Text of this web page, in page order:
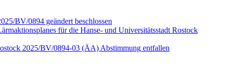
BV/0894 geändert beschlossen
für die Hanse- und Universitätsstadt Rostock
2025/BV/0894-03 (ÄA) Abstimmung entfallen